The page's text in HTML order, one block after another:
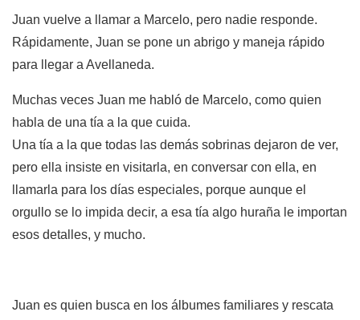
Juan vuelve a llamar a Marcelo, pero nadie responde.
Rápidamente, Juan se pone un abrigo y maneja rápido
para llegar a Avellaneda.
Muchas veces Juan me habló de Marcelo, como quien
habla de una tía a la que cuida.
Una tía a la que todas las demás sobrinas dejaron de ver,
pero ella insiste en visitarla, en conversar con ella, en
llamarla para los días especiales, porque aunque el
orgullo se lo impida decir, a esa tía algo huraña le importan
esos detalles, y mucho.
Juan es quien busca en los álbumes familiares y rescata